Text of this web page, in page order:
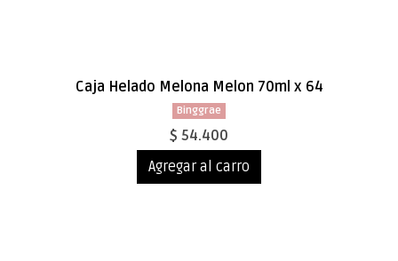
Caja Helado Melona Melon 70ml x 64
Binggrae
$ 54.400
Agregar al carro